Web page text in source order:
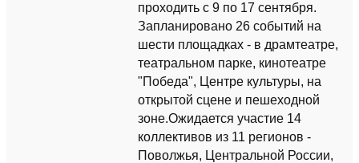
проходить с 9 по 17 сентября.
Запланировано 26 событий на
шести площадках - в драмтеатре,
театральном парке, кинотеатре
"Победа", Центре культуры, на
открытой сцене и пешеходной
зоне.Ожидается участие 14
коллективов из 11 регионов -
Поволжья, Центральной России,